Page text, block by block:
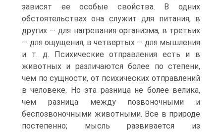
зависят ее особые свойства. В одних
обстоятельствах она служит для питания, в
других — для нагревания организма, в третьих
— для ощущения, в четвертых — для мышления
и т. д. Психические отправления есть и в
животных и различаются более по степени,
чем по сущности, от психических отправлений
в человеке. Но эта разница не более велика,
чем разница между позвоночными и
беспозвоночными животными. Все в природе
постепенно; мысль развивается из